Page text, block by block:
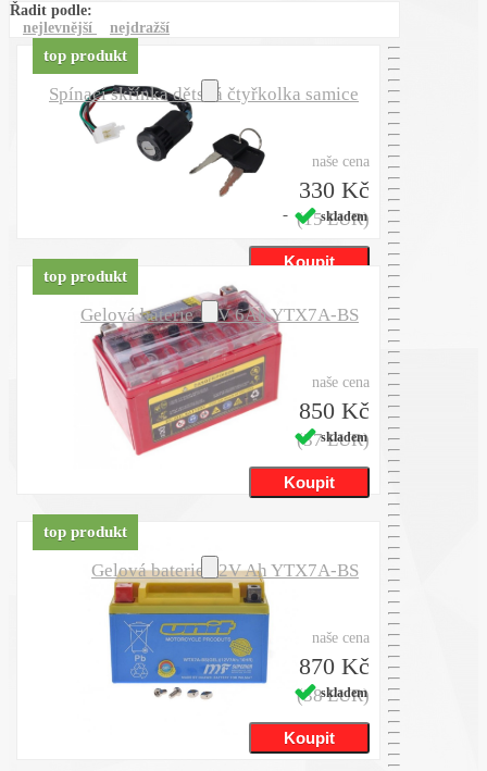
Řadit podle:
nejlevnější
nejdražší
Spínací skřínka dětská čtyřkolka samice
naše cena
330 Kč
(15 EUR)
skladem
top produkt
Gelová baterie 12V 6Ah YTX7A-BS
naše cena
850 Kč
(37 EUR)
skladem
top produkt
Gelová baterie 12V Ah YTX7A-BS
naše cena
870 Kč
(38 EUR)
skladem
top produkt